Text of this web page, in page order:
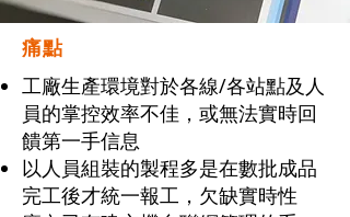
痛點
工廠生產環境對於各線/各站點及人
員的掌控效率不佳，或無法實時回
饋第一手信息
以人員組裝的製程多是在數批成品
完工後才統一報工，欠缺實時性